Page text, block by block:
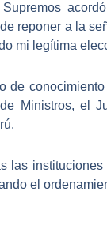
reponer a la
mi legítima
de conocimiento
Ministros, el
las
el